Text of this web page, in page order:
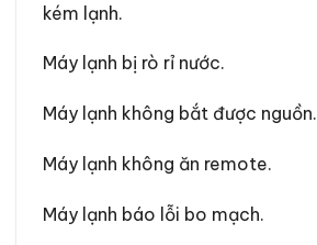
kém lạnh.
Máy lạnh bị rò rỉ nước.
Máy lạnh không bắt được nguồn.
Máy lạnh không ăn remote.
Máy lạnh báo lỗi bo mạch.